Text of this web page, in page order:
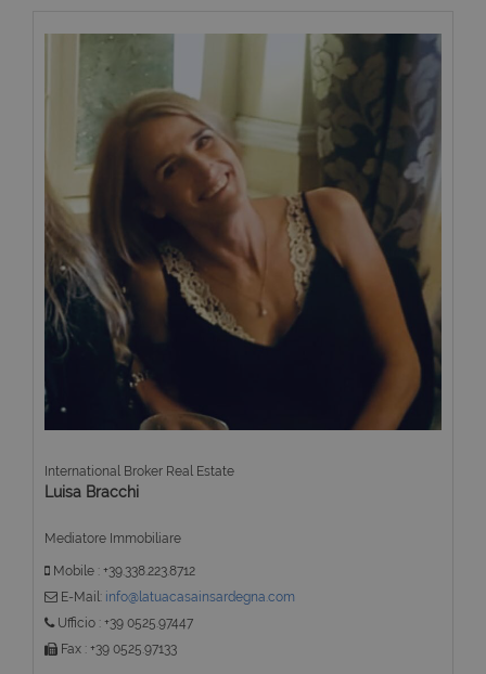
International Broker Real Estate
Luisa Bracchi
Mediatore Immobiliare
Mobile : +39.338.223.8712
E-Mail: info@latuacasainsardegna.com
Ufficio : +39 0525.97447
Fax : +39 0525.97133